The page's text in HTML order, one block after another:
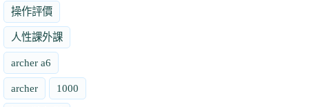
操作評價
人性課外課
archer a6
archer 1000